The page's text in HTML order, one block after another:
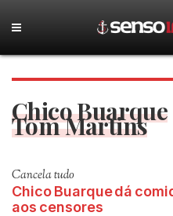
Chico Buarque
Tom Martins
Cancela tudo
Chico Buarque dá
aos censores